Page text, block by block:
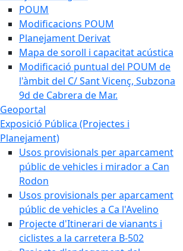
POUM
Modificacions POUM
Planejament Derivat
Mapa de soroll i capacitat acústica
Modificació puntual del POUM de
l'àmbit del C/ Sant Vicenç, Subzona
9d de Cabrera de Mar.
Geoportal
Exposició Pública (Projectes i
Planejament)
Usos provisionals per aparcament
públic de vehicles i mirador a Can
Rodon
Usos provisionals per aparcament
públic de vehicles a Ca l'Avelino
Projecte d'Itinerari de vianants i
ciclistes a la carretera B-502